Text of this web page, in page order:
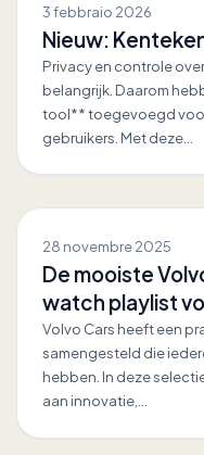
3 febbraio 2026
Nieuw:
Privacy en controle
belangrijk. Daarom
tool** toegevoegd
gebruikers. Met deze…
28 novembre 2025
De mooiste
watch playlist
Volvo Cars heeft een
samengesteld die
hebben. In deze
aan innovatie,…